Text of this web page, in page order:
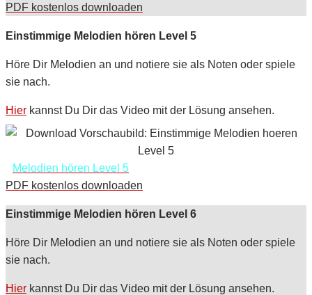
PDF kostenlos downloaden
Einstimmige Melodien hören Level 5
Höre Dir Melodien an und notiere sie als Noten oder spiele
sie nach.
Hier kannst Du Dir das Video mit der Lösung ansehen.
Melodien hören Level 5
PDF kostenlos downloaden
Einstimmige Melodien hören Level 6
Höre Dir Melodien an und notiere sie als Noten oder spiele
sie nach.
Hier kannst Du Dir das Video mit der Lösung ansehen.